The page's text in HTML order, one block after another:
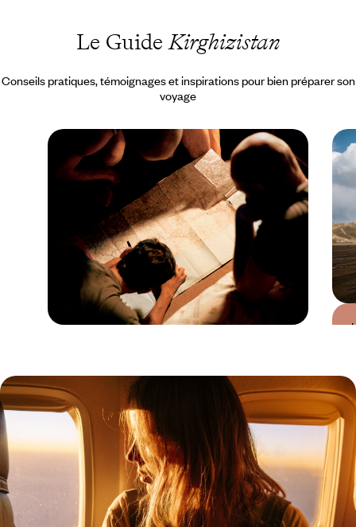
Le GuideKirghizistan
Conseils pratiques, témoignages et inspirations pour bien préparer son
voyage
Quand partir au
Kirghizistan ?